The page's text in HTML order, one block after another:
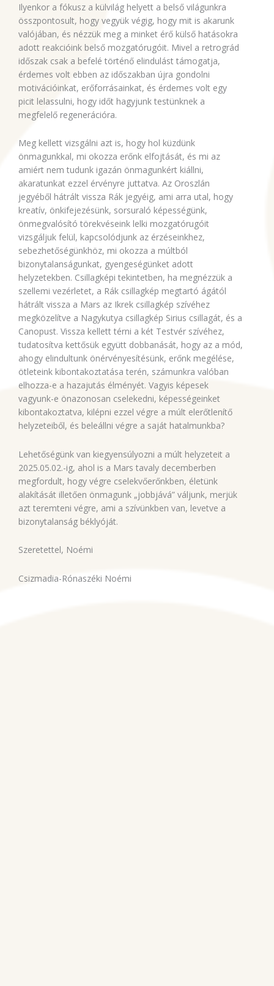
Ilyenkor a fókusz a külvilág helyett a belső világunkra
összpontosult, hogy vegyük végig, hogy mit is akarunk
valójában, és nézzük meg a minket érő külső hatásokra
adott reakcióink belső mozgatórugóit. Mivel a retrográd
időszak csak a befelé történő elindulást támogatja,
érdemes volt ebben az időszakban újra gondolni
motivációinkat, erőforrásainkat, és érdemes volt egy
picit lelassulni, hogy időt hagyjunk testünknek a
megfelelő regenerációra.
Meg kellett vizsgálni azt is, hogy hol küzdünk
önmagunkkal, mi okozza erőnk elfojtását, és mi az
amiért nem tudunk igazán önmagunkért kiállni,
akaratunkat ezzel érvényre juttatva. Az Oroszlán
jegyéből hátrált vissza Rák jegyéig, ami arra utal, hogy
kreatív, önkifejezésünk, sorsuraló képességünk,
önmegvalósító törekvéseink lelki mozgatórugóit
vizsgáljuk felül, kapcsolódjunk az érzéseinkhez,
sebezhetőségünkhöz, mi okozza a múltból
bizonytalanságunkat, gyengeségünket adott
helyzetekben. Csillagképi tekintetben, ha megnézzük a
szellemi vezérletet, a Rák csillagkép megtartó ágától
hátrált vissza a Mars az Ikrek csillagkép szívéhez
megközelítve a Nagykutya csillagkép Sirius csillagát, és a
Canopust. Vissza kellett térni a két Testvér szívéhez,
tudatosítva kettősük együtt dobbanását, hogy az a mód,
ahogy elindultunk önérvényesítésünk, erőnk megélése,
ötleteink kibontakoztatása terén, számunkra valóban
elhozza-e a hazajutás élményét. Vagyis képesek
vagyunk-e önazonosan cselekedni, képességeinket
kibontakoztatva, kilépni ezzel végre a múlt elerőtlenítő
helyzeteiből, és beleállni végre a saját hatalmunkba?
Lehetőségünk van kiegyensúlyozni a múlt helyzeteit a
2025.05.02.-ig, ahol is a Mars tavaly decemberben
megfordult, hogy végre cselekvőerőnkben, életünk
alakítását illetően önmagunk „jobbjává” váljunk, merjük
azt teremteni végre, ami a szívünkben van, levetve a
bizonytalanság béklyóját.
Szeretettel, Noémi
Csizmadia-Rónaszéki Noémi